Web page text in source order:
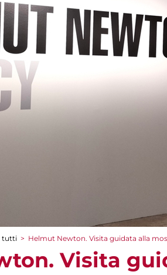
tutti > Helmut Newton. Visita guidata alla
Visita